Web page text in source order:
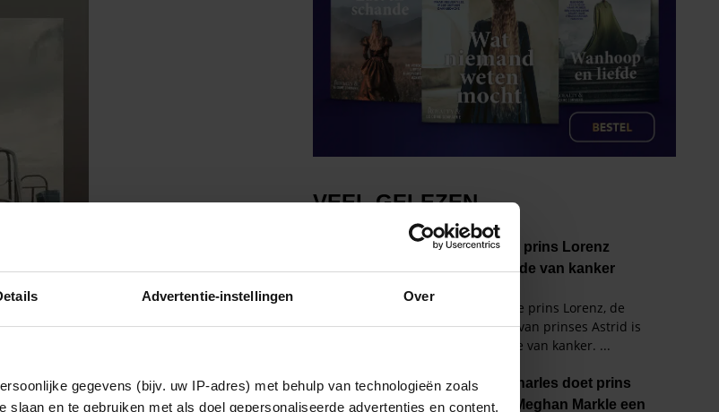
Advertentie-instellingen Over
gegevens (bijv. uw IP-adres) met behulp van technologieën zoals
slaan en te gebruiken met als doel gepersonaliseerde advertenties en content,